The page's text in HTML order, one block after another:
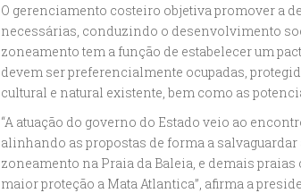
O gerenciamento costeiro objetiva promover a
necessárias, conduzindo o desenvolvimento
zoneamento tem a função de estabelecer um
devem ser preferencialmente ocupadas,
cultural e natural existente, bem como as
“A atuação do governo do Estado veio ao
alinhando as propostas de forma a
zoneamento na Praia da Baleia, e demais praias
maior proteção a Mata Atlantica”, afirma a